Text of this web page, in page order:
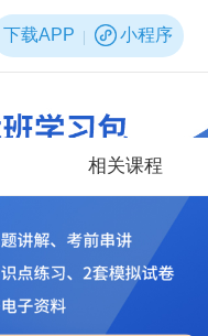
下载APP 小程序
相关课程